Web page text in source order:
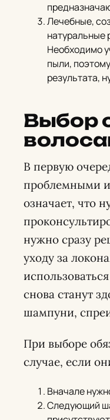
Лечебные,
натуральные
Необходимо
пыли,
результата,
Выбор
В первую
проблемными
означает, что
нужно сразу
уходу за
снова станут
шампуни,
При выборе
случае, если
Вначале
Следующий